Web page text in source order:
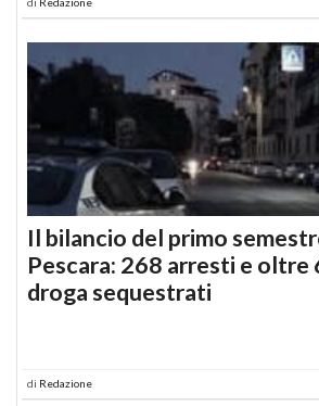
Il bilancio del primo
Pescara: 268 arresti e oltre
droga sequestrati
di Redazione